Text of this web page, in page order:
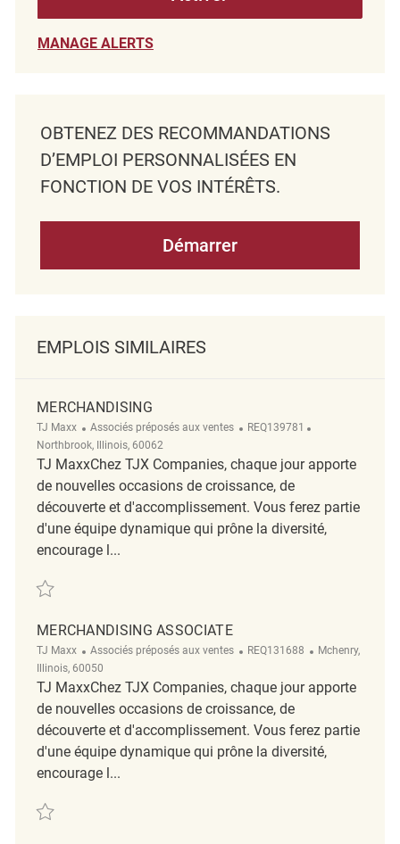
MANAGE ALERTS
OBTENEZ DES RECOMMANDATIONS
D’EMPLOI PERSONNALISÉES EN
FONCTION DE VOS INTÉRÊTS.
Démarrer
EMPLOIS SIMILAIRES
MERCHANDISING
TJ Maxx Catégorie
Associés préposés aux ventes ReqId
REQ139781
Northbrook, Illinois, 60062
TJ MaxxChez TJX Companies, chaque jour apporte
de nouvelles occasions de croissance, de
découverte et d'accomplissement. Vous ferez partie
d'une équipe dynamique qui prône la diversité,
encourage l...
Sauvegarder Merchandising REQ139781
MERCHANDISING ASSOCIATE
TJ Maxx Catégorie
Associés préposés aux ventes ReqId
REQ131688 Emplacement
Mchenry,
Illinois, 60050
TJ MaxxChez TJX Companies, chaque jour apporte
de nouvelles occasions de croissance, de
découverte et d'accomplissement. Vous ferez partie
d'une équipe dynamique qui prône la diversité,
encourage l...
Sauvegarder Merchandising Associate REQ131688